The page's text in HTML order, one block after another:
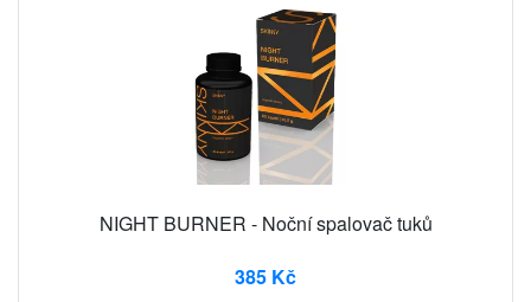
NIGHT BURNER - Noční spalovač tuků
385 Kč